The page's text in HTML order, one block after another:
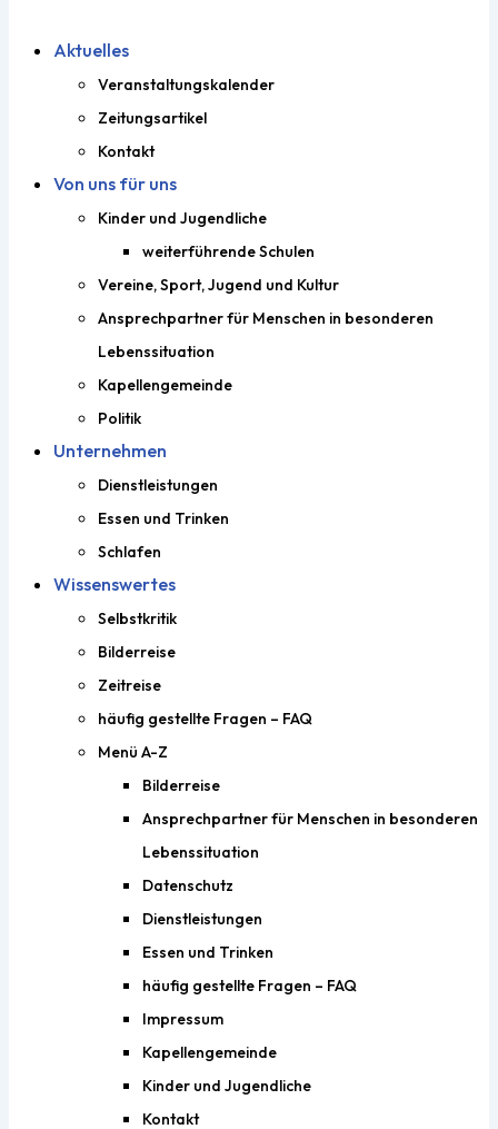
Aktuelles
Veranstaltungskalender
Zeitungsartikel
Kontakt
Von uns für uns
Kinder und Jugendliche
weiterführende Schulen
Vereine, Sport, Jugend und Kultur
Ansprechpartner für Menschen in besonderen
Lebenssituation
Kapellengemeinde
Politik
Unternehmen
Dienstleistungen
Essen und Trinken
Schlafen
Wissenswertes
Selbstkritik
Bilderreise
Zeitreise
häufig gestellte Fragen – FAQ
Menü A-Z
Bilderreise
Ansprechpartner für Menschen in besonderen
Lebenssituation
Datenschutz
Dienstleistungen
Essen und Trinken
häufig gestellte Fragen – FAQ
Impressum
Kapellengemeinde
Kinder und Jugendliche
Kontakt